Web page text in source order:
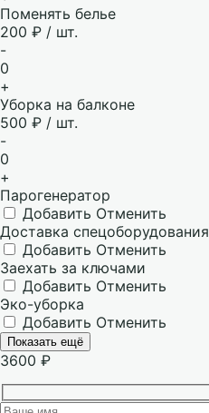
Поменять белье
200 ₽ / шт.
-
0
+
Уборка на балконе
500 ₽ / шт.
-
0
+
Парогенератор
Добавить Отменить
Доставка спецоборудования
Добавить Отменить
Заехать за ключами
Добавить Отменить
Эко-уборка
Добавить Отменить
Показать ещё
3600 ₽